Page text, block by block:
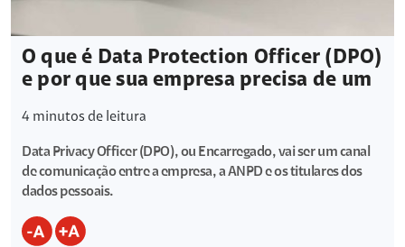
O que é Data Protection Officer (DPO)
e por que sua empresa precisa de um
4 minutos de leitura
Data Privacy Officer (DPO), ou Encarregado, vai ser um canal
de comunicação entre a empresa, a ANPD e os titulares dos
dados pessoais.